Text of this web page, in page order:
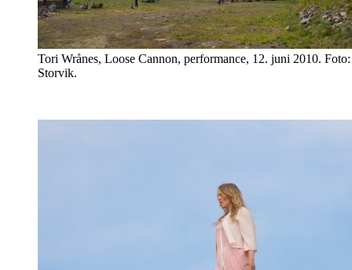
Tori Wrånes, Loose Cannon, performance, 12. juni 2010.
Storvik.